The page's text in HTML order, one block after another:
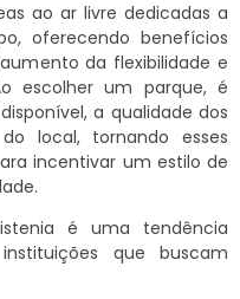
ao ar livre dedicadas a
oferecendo benefícios
da flexibilidade e
escolher um parque, é
a qualidade dos
local, tornando esses
incentivar um estilo de
é uma tendência
que buscam